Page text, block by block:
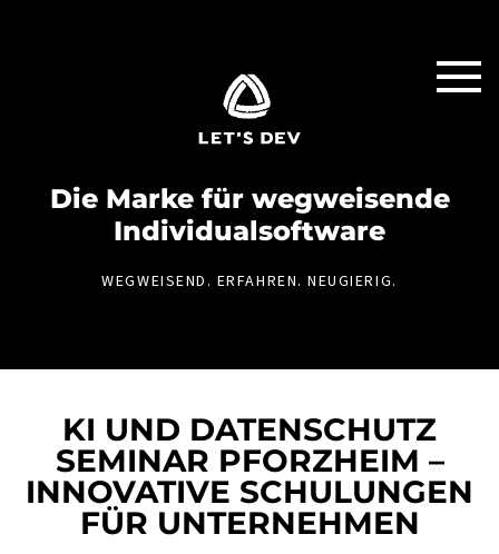
Die Marke für weg­weisende
Individual­software
WEGWEISEND. ERFAHREN. NEUGIERIG.
KI UND DATENSCHUTZ
SEMINAR PFORZHEIM –
INNOVATIVE SCHULUNGEN
FÜR UNTERNEHMEN